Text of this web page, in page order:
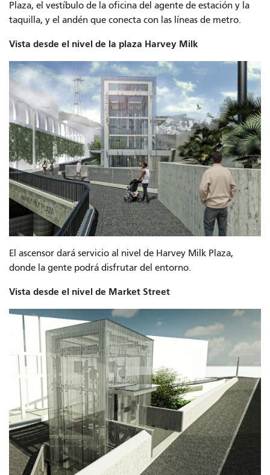
Plaza, el vestíbulo de la oficina del agente de estación y la
taquilla, y el andén que conecta con las líneas de metro.
Vista desde el nivel de la plaza Harvey Milk
El ascensor dará servicio al nivel de Harvey Milk Plaza,
donde la gente podrá disfrutar del entorno.
Vista desde el nivel de Market Street